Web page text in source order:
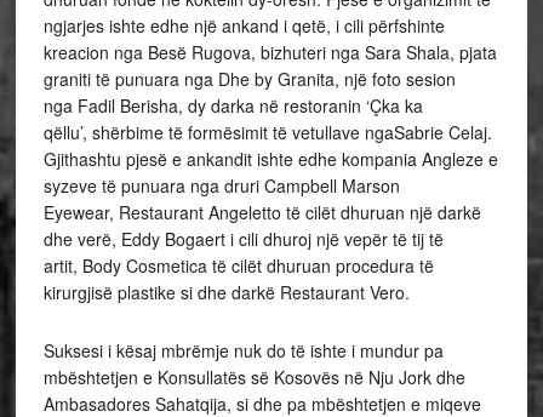
ngjarjes ishte edhe një ankand i qetë, i cili përfshinte
kreacion nga Besë Rugova, bizhuteri nga Sara Shala, pjata
graniti të punuara nga Dhe by Granita, një foto sesion
nga Fadil Berisha, dy darka në restoranin ‘Çka ka
qëllu’, shërbime të formësimit të vetullave ngaSabrie Celaj.
Gjithashtu pjesë e ankandit ishte edhe kompania Angleze e
syzeve të punuara nga druri Campbell Marson
Eyewear, Restaurant Angeletto të cilët dhuruan një darkë
dhe verë, Eddy Bogaert i cili dhuroj një vepër të tij të
artit, Body Cosmetica të cilët dhuruan procedura të
kirurgjisë plastike si dhe darkë Restaurant Vero.
Suksesi i kësaj mbrëmje nuk do të ishte i mundur pa
mbështetjen e Konsullatës së Kosovës në Nju Jork dhe
Ambasadores Sahatqija, si dhe pa mbështetjen e miqeve